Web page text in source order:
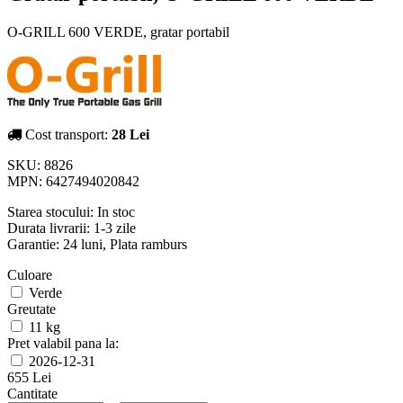
O-GRILL 600 VERDE, gratar portabil
Cost transport: 28 Lei
SKU: 8826
MPN: 6427494020842
Starea stocului: In stoc
Durata livrarii: 1-3 zile
Garantie: 24 luni, Plata ramburs
Culoare
Verde
Greutate
11 kg
Pret valabil pana la:
2026-12-31
655 Lei
Cantitate